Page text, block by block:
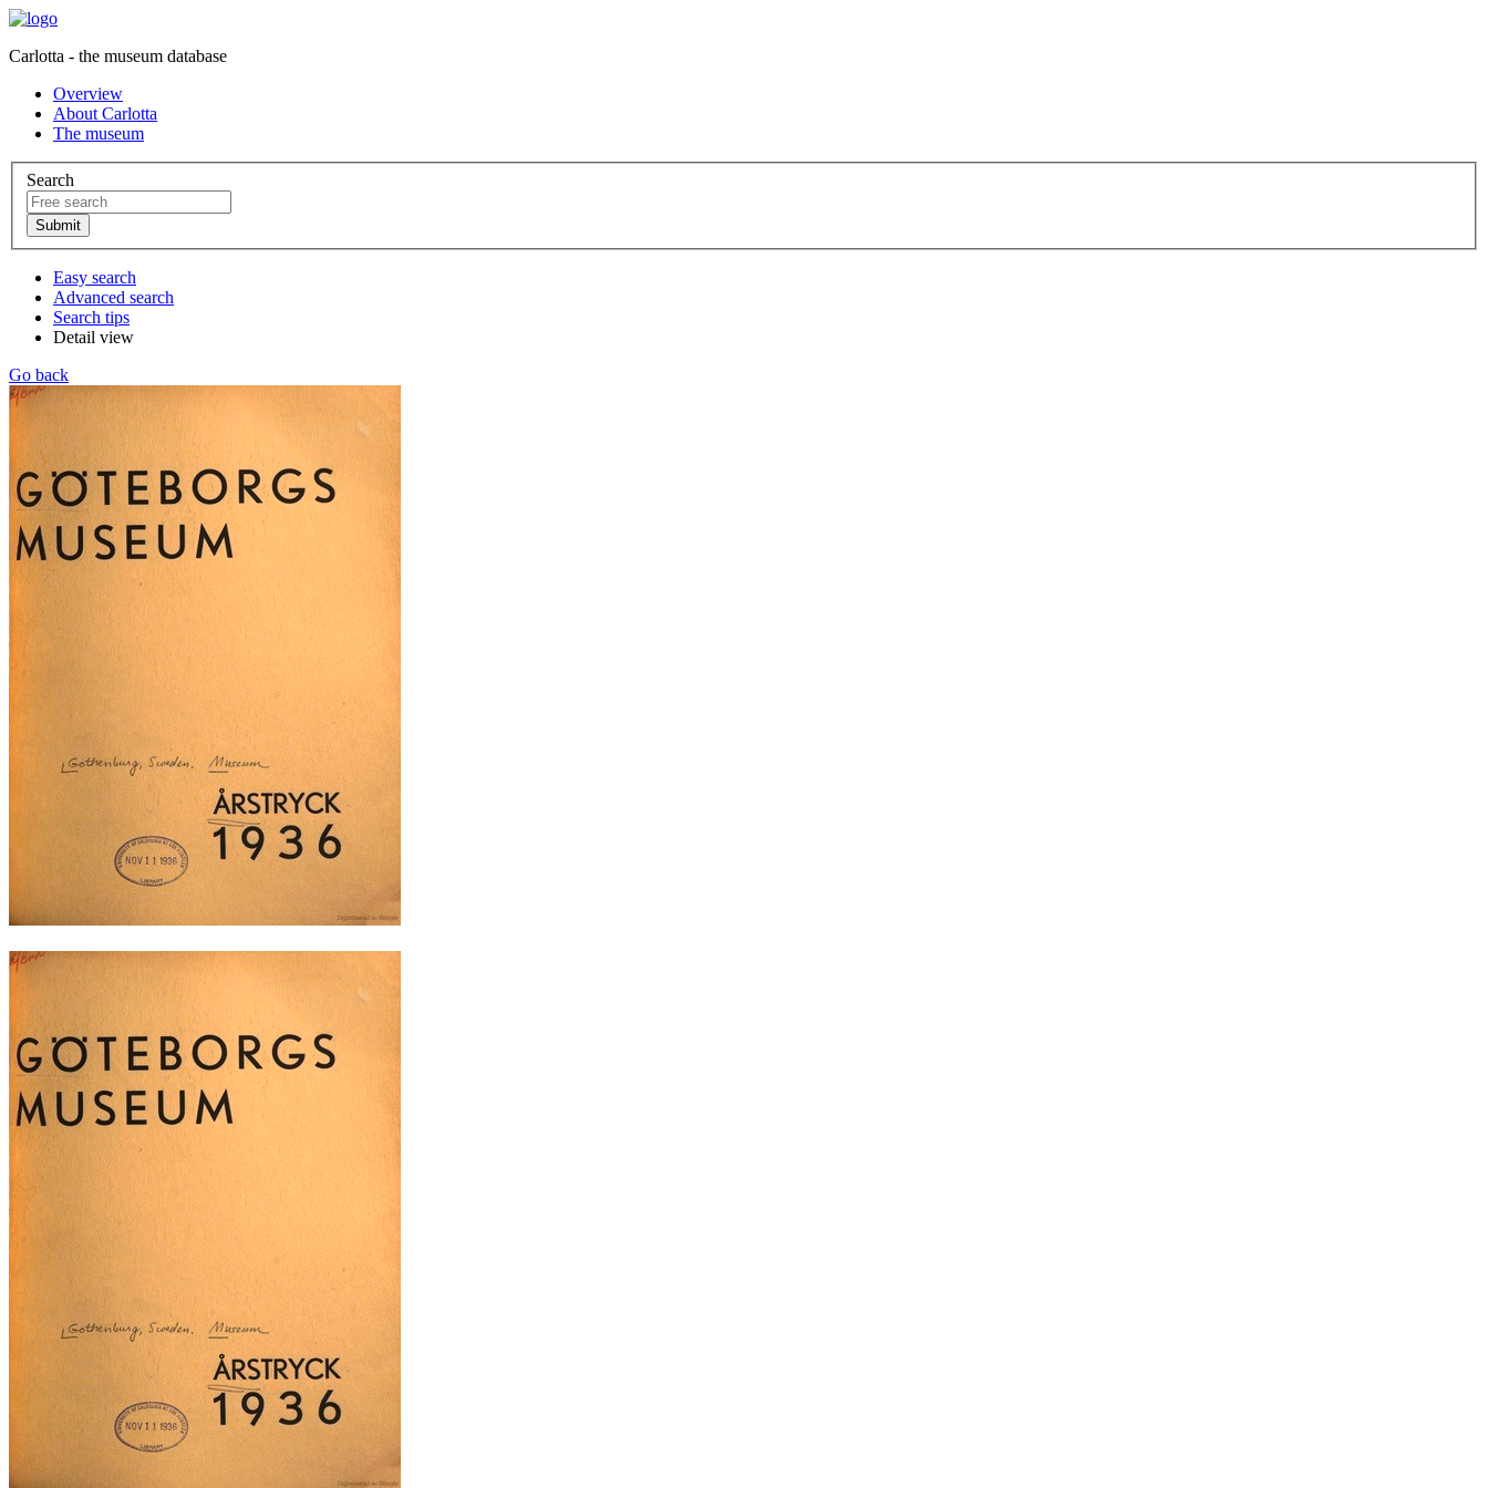
Carlotta - the museum database
Overview
About Carlotta
The museum
Search
Easy search
Advanced search
Search tips
Detail view
Go back